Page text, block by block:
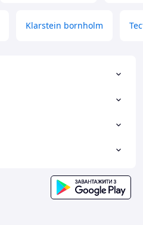
Klarstein bornholm